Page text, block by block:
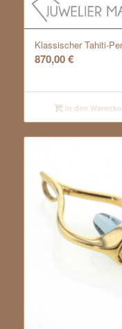
Klassischer Tahiti-
870,00€
In den